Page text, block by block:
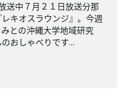
送中７月２１日放送分那
キオスラウンジ』。今週
との沖縄大学地域研究
おしゃべりです...